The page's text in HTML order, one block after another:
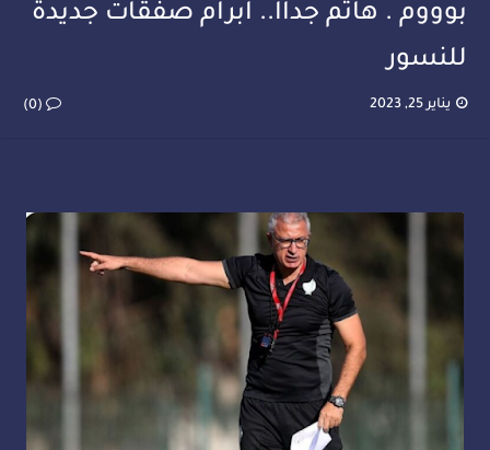
بوووم . هاتم جداا.. ابرام صفقات جديدة
للنسور
يناير 25, 2023 (0)